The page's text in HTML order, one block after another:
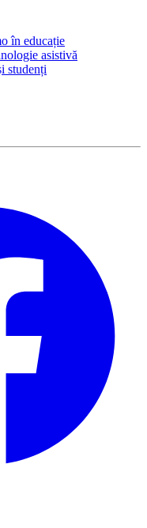
în educație
asistivă
studenți